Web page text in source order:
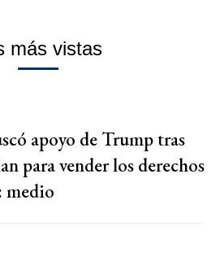
más vistas
apoyo de Trump tras
para vender los derechos
medio